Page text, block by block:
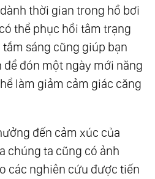
thời gian trong hồ bơi
thể phục hồi tâm trạng
tắm sáng cũng giúp bạn
đón một ngày mới năng
làm giảm cảm giác căng
đến cảm xúc của
chúng ta cũng có ảnh
các nghiên cứu được tiến